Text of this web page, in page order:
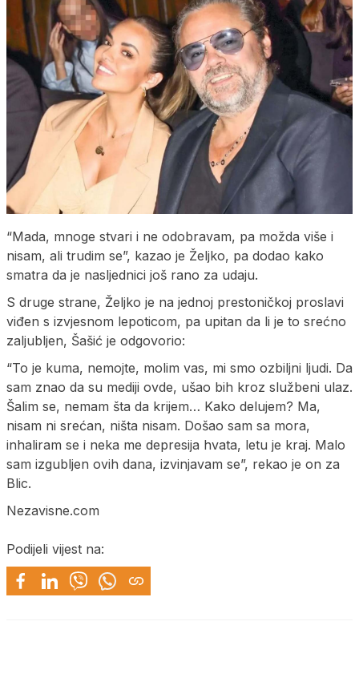
“Mada, mnoge stvari i ne odobravam, pa možda više i
nisam, ali trudim se”, kazao je Željko, pa dodao kako
smatra da je nasljednici još rano za udaju.
S druge strane, Željko je na jednoj prestoničkoj proslavi
viđen s izvjesnom lepoticom, pa upitan da li je to srećno
zaljubljen, Šašić je odgovorio:
“To je kuma, nemojte, molim vas, mi smo ozbiljni ljudi. Da
sam znao da su mediji ovde, ušao bih kroz službeni ulaz.
Šalim se, nemam šta da krijem… Kako delujem? Ma,
nisam ni srećan, ništa nisam. Došao sam sa mora,
inhaliram se i neka me depresija hvata, letu je kraj. Malo
sam izgubljen ovih dana, izvinjavam se”, rekao je on za
Blic.
Nezavisne.com
Podijeli vijest na: